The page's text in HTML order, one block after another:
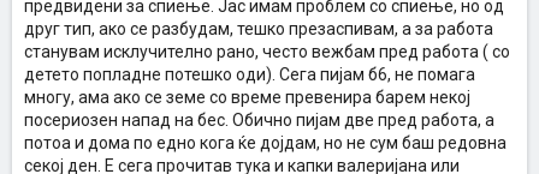
итн итн..
Некој месец е помалку изразено, но најчесто е како овој, тотално
блокирање, неспособност за секојдневни обврски, не можам да
си го гледам детето
Какви природни таблети користиш@BlackNight?
@Doozy
Помагај те молам!
Во принцип се трудам да се хранам здраво во пакет со малата. Не
предвидени за спиење. Јас имам проблем со спиење, но од
друг тип, ако се разбудам, тешко презаспивам, а за работа
станувам исклучително рано, често вежбам пред работа ( со
детето попладне потешко оди). Сега пијам б6, не помага
многу, ама ако се земе со време превенира барем некој
посериозен напад на бес. Обично пијам две пред работа, а
потоа и дома по едно кога ќе дојдам, но не сум баш редовна
секој ден. Е сега прочитав тука и капки валеријана или